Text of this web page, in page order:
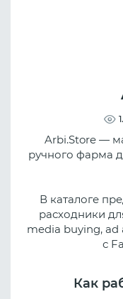
Arbi.Store —
ручного фарма
В каталоге
расходники
media buying, ad
с
Как